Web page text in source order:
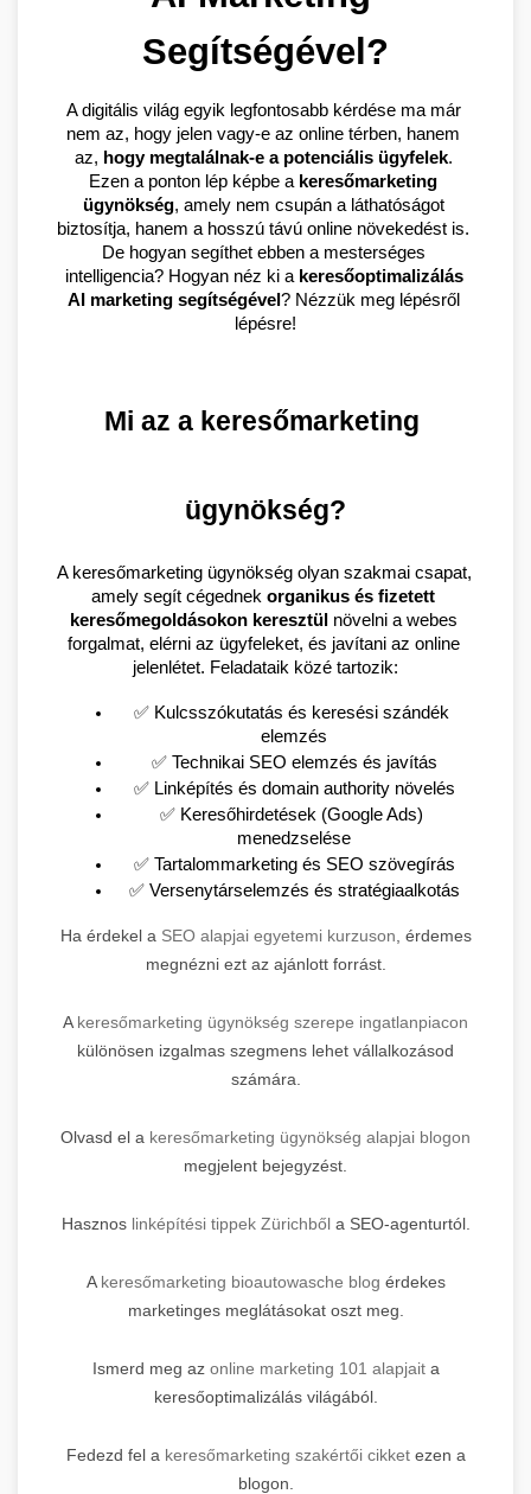
Segítségével?
A digitális világ egyik legfontosabb kérdése ma már
nem az, hogy jelen vagy-e az online térben, hanem
az, hogy megtalálnak-e a potenciális ügyfelek.
Ezen a ponton lép képbe a keresőmarketing
ügynökség, amely nem csupán a láthatóságot
biztosítja, hanem a hosszú távú online növekedést is.
De hogyan segíthet ebben a mesterséges
intelligencia? Hogyan néz ki a keresőoptimalizálás
AI marketing segítségével? Nézzük meg lépésről
lépésre!
Mi az a keresőmarketing
ügynökség?
A keresőmarketing ügynökség olyan szakmai csapat,
amely segít cégednek organikus és fizetett
keresőmegoldásokon keresztül növelni a webes
forgalmat, elérni az ügyfeleket, és javítani az online
jelenlétet. Feladataik közé tartozik:
✅ Kulcsszókutatás és keresési szándék
elemzés
✅ Technikai SEO elemzés és javítás
✅ Linképítés és domain authority növelés
✅ Keresőhirdetések (Google Ads)
menedzselése
✅ Tartalommarketing és SEO szövegírás
✅ Versenytárselemzés és stratégiaalkotás
Ha érdekel a SEO alapjai egyetemi kurzuson , érdemes
megnézni ezt az ajánlott forrást.
A keresőmarketing ügynökség szerepe ingatlanpiacon
különösen izgalmas szegmens lehet vállalkozásod
számára.
Olvasd el a keresőmarketing ügynökség alapjai blogon
megjelent bejegyzést.
Hasznos linképítési tippek Zürichbőla SEO-agenturtól.
A keresőmarketing bioautowasche blog érdekes
marketinges meglátásokat oszt meg.
Ismerd meg az online marketing 101 alapjaita
keresőoptimalizálás világából.
Fedezd fel a keresőmarketing szakértői cikketezen a
blogon.